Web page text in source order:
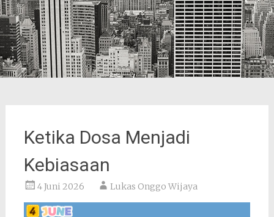
Ketika Dosa Menjadi
Kebiasaan
4 Juni 2026 Lukas Onggo Wijaya